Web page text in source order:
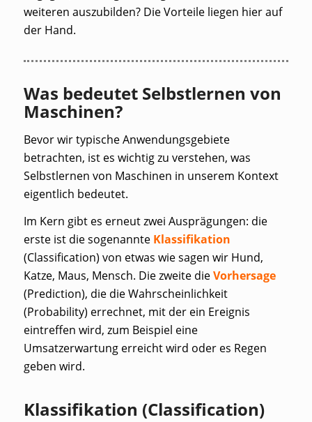
weiteren auszubilden? Die Vorteile liegen hier auf
der Hand.
Was bedeutet Selbstlernen von
Maschinen?
Bevor wir typische Anwendungsgebiete
betrachten, ist es wichtig zu verstehen, was
Selbstlernen von Maschinen in unserem Kontext
eigentlich bedeutet.
Im Kern gibt es erneut zwei Ausprägungen: die
erste ist die sogenannte Klassifikation
(Classification) von etwas wie sagen wir Hund,
Katze, Maus, Mensch. Die zweite dieVorhersage
(Prediction), die die Wahrscheinlichkeit
(Probability) errechnet, mit der ein Ereignis
eintreffen wird, zum Beispiel eine
Umsatzerwartung erreicht wird oder es Regen
geben wird.
Klassifikation (Classification)